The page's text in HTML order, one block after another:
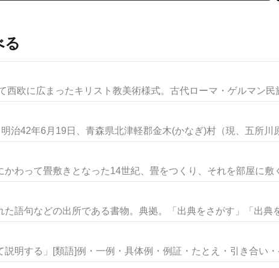
る
西欧に広まったキリスト教美術様式。古代ローマ・ゲルマン民
治42年6月19日、青森県北津軽郡金木(かなぎ)村（現、五所川
わって畳敷きとなった14世紀、畳をつくり、それを部屋に敷
語句などの出所である書物。典拠。「出典をさがす」「出典
明する」[類語]例・一例・具体例・例証・たとえ・引き合い